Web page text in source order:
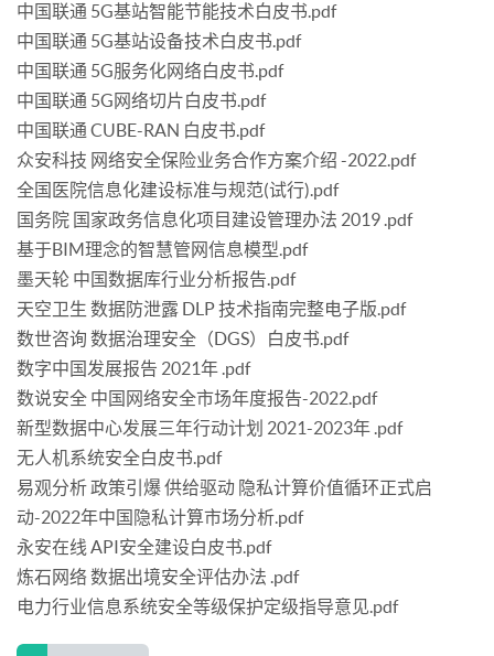
中国联通 5G基站智能节能技术白皮书.pdf
中国联通 5G基站设备技术白皮书.pdf
中国联通 5G服务化网络白皮书.pdf
中国联通 5G网络切片白皮书.pdf
中国联通 CUBE-RAN 白皮书.pdf
众安科技 网络安全保险业务合作方案介绍 -2022.pdf
全国医院信息化建设标准与规范(试行).pdf
国务院 国家政务信息化项目建设管理办法 2019 .pdf
基于BIM理念的智慧管网信息模型.pdf
墨天轮 中国数据库行业分析报告.pdf
天空卫生 数据防泄露 DLP 技术指南完整电子版.pdf
数世咨询 数据治理安全（DGS）白皮书.pdf
数字中国发展报告 2021年 .pdf
数说安全 中国网络安全市场年度报告-2022.pdf
新型数据中心发展三年行动计划 2021-2023年 .pdf
无人机系统安全白皮书.pdf
易观分析 政策引爆 供给驱动 隐私计算价值循环正式启
动-2022年中国隐私计算市场分析.pdf
永安在线 API安全建设白皮书.pdf
炼石网络 数据出境安全评估办法 .pdf
电力行业信息系统安全等级保护定级指导意见.pdf